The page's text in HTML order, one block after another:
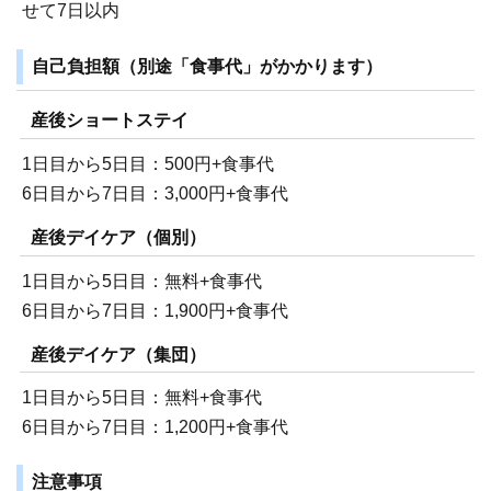
せて7日以内
自己負担額（別途「食事代」がかかります）
産後ショートステイ
1日目から5日目：500円+食事代
6日目から7日目：3,000円+食事代
産後デイケア（個別）
1日目から5日目：無料+食事代
6日目から7日目：1,900円+食事代
産後デイケア（集団）
1日目から5日目：無料+食事代
6日目から7日目：1,200円+食事代
注意事項